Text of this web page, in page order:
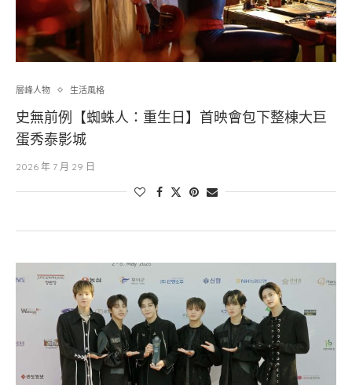
層峰⼈物 生活風格
史無前例【蜘蛛人：重生日】首映會包下整棟大巨
蛋秀泰影城
2026 年 7 月 29 日